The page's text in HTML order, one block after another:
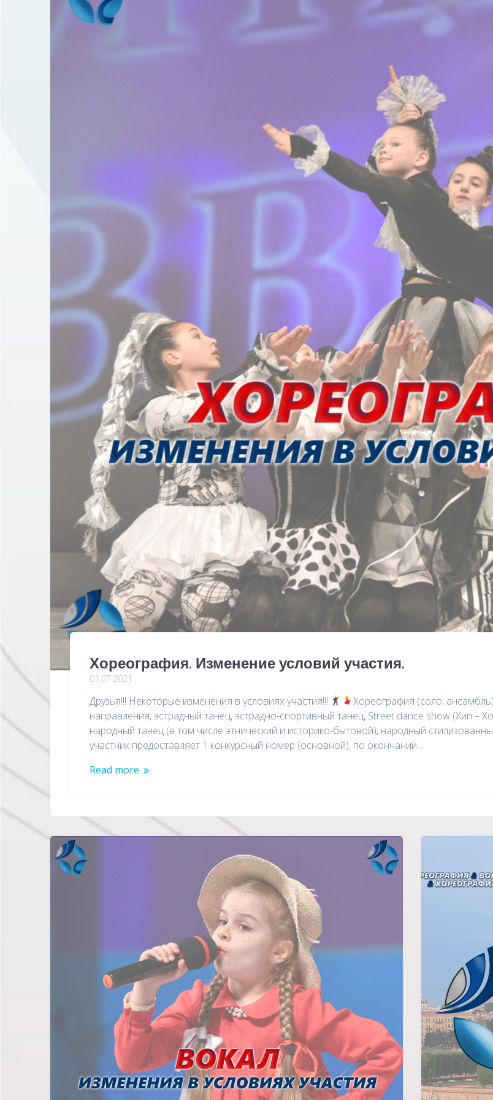
Хореография. Изменение условий участия.
01.07.2021
Друзья!!! Некоторые изменения в условиях участия!!!
Хореография (соло,
направления, эстрадный танец, эстрадно-спортивный танец, Street dance show (Хип –
народный танец (в том числе этнический и историко-бытовой), народный
участник предоставляет 1 конкурсный номер (основной), по окончании…
Read more